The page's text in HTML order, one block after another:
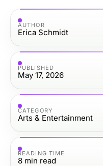
AUTHOR
Erica Schmidt
PUBLISHED
May 17, 2026
CATEGORY
Arts & Entertainment
READING TIME
8 min read